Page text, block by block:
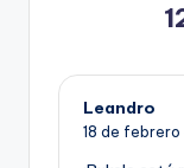
Leandro
18 de